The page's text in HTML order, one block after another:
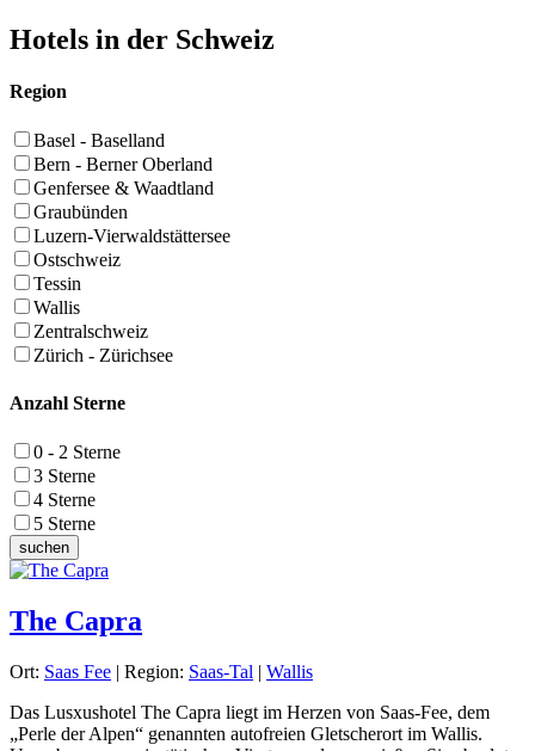
Hotels in der Schweiz
Region
Basel - Baselland
Bern - Berner Oberland
Genfersee & Waadtland
Graubünden
Luzern-Vierwaldstättersee
Ostschweiz
Tessin
Wallis
Zentralschweiz
Zürich - Zürichsee
Anzahl Sterne
0 - 2 Sterne
3 Sterne
4 Sterne
5 Sterne
The Capra
Ort: Saas Fee | Region: Saas-Tal | Wallis
Das Lusxushotel The Capra liegt im Herzen von Saas-Fee, dem
„Perle der Alpen“ genannten autofreien Gletscherort im Wallis.